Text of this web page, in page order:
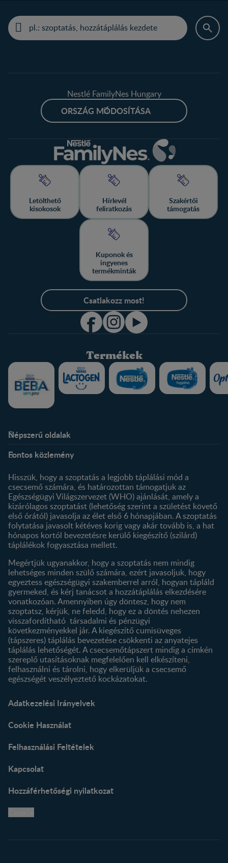
Nestlé FamilyNes Hungary
ORSZÁG MÓDOSÍTÁSA
Letölthető
kisokosok
Hírlevél
feliratkozás
Szakértői
támogatás
Kuponok és
ingyenes
termékminták
Csatlakozz most!
Termékek
Népszerű oldalak
Kapcsolat
Történetünk
Profilom
Termékeink
Termék kereső
Fontos közlemény
Hisszük, hogy a szoptatás a legjobb táplálási mód a
csecsemő számára, és határozottan támogatjuk az
Egészségügyi Világszervezet (WHO) ajánlását, amely a
kizárólagos szoptatást (lehetőség szerint a születést követő
első órától) javasolja az élet első 6 hónapjában. A szoptatás
folytatása javasolt kétéves korig vagy akár tovább is, a hat
hónapos kortól bevezetésre kerülő kiegészítő (szilárd)
táplálékok fogyasztása mellett.
Megértjük ugyanakkor, hogy a szoptatás nem mindig
lehetséges minden szülő számára, ezért javasoljuk, hogy
egyeztess egészségügyi szakemberrel arról, hogyan tápláld
gyermeked, és kérj tanácsot a hozzátáplálás elkezdésére
vonatkozóan. Amennyiben úgy döntesz, hogy nem
szoptatsz, kérjük, ne feledd, hogy ez a döntés nehezen
visszafordítható társadalmi és pénzügyi
következményekkel jár. A kiegészítő cumisüveges
(tápszeres) táplálás bevezetése csökkenti az anyatejes
táplálás lehetőségét. A csecsemőtápszert mindig a címkén
szereplő utasításoknak megfelelően kell elkészíteni,
felhasználni és tárolni, hogy elkerüljük a csecsemő
egészségét veszélyeztető kockázatokat.
Adatkezelési Irányelvek
Cookie Használat
Felhasználási Feltételek
Kapcsolat
Hozzáférhetőségi nyilatkozat